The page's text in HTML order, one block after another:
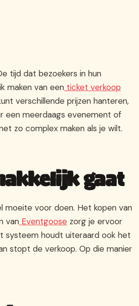
tijd dat bezoekers in hun
maken van een ticket verkoop
verschillende prijzen hanteren,
een meerdaags evenement of
zo complex maken als je wilt.
gaat
moeite voor doen. Het kopen van
van Eventgoose zorg je ervoor
systeem houdt uiteraard ook het
stopt de verkoop. Op die manier